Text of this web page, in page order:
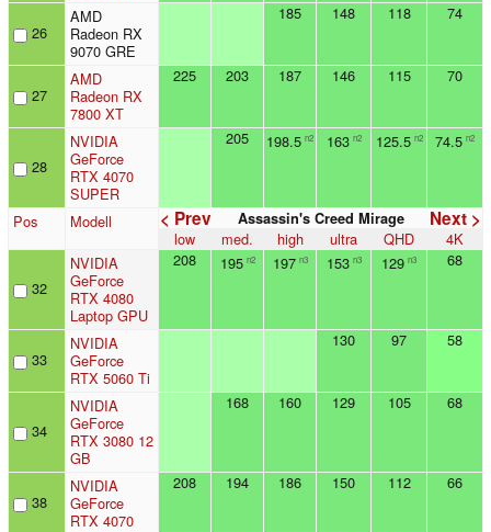
26
AMD
Radeon RX
9070 GRE
185 148 118 74
27
AMD
Radeon RX
7800 XT
225 203 187 146 115 70
28
NVIDIA
GeForce
RTX 4070
SUPER
205 198.5 n2 163 n2 125.5 n2 74.5 n2
Pos Modell < Prev Next >
Assassin's Creed Mirage
low med. high ultra QHD 4K
32
NVIDIA
GeForce
RTX 4080
Laptop GPU
208 195 n2 197 n3 153 n3 129 n3 68
33
NVIDIA
GeForce
RTX 5060 Ti
130 97 58
34
NVIDIA
GeForce
RTX 3080 12
GB
168 160 129 105 68
38
NVIDIA
GeForce
RTX 4070
208 194 186 150 112 66